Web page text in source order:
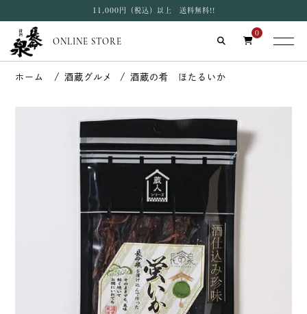
11,000円（税込）以上 送料無料!!
ONLINE STORE
0
酒蔵グルメ 酒蔵の肴 ほたるいか